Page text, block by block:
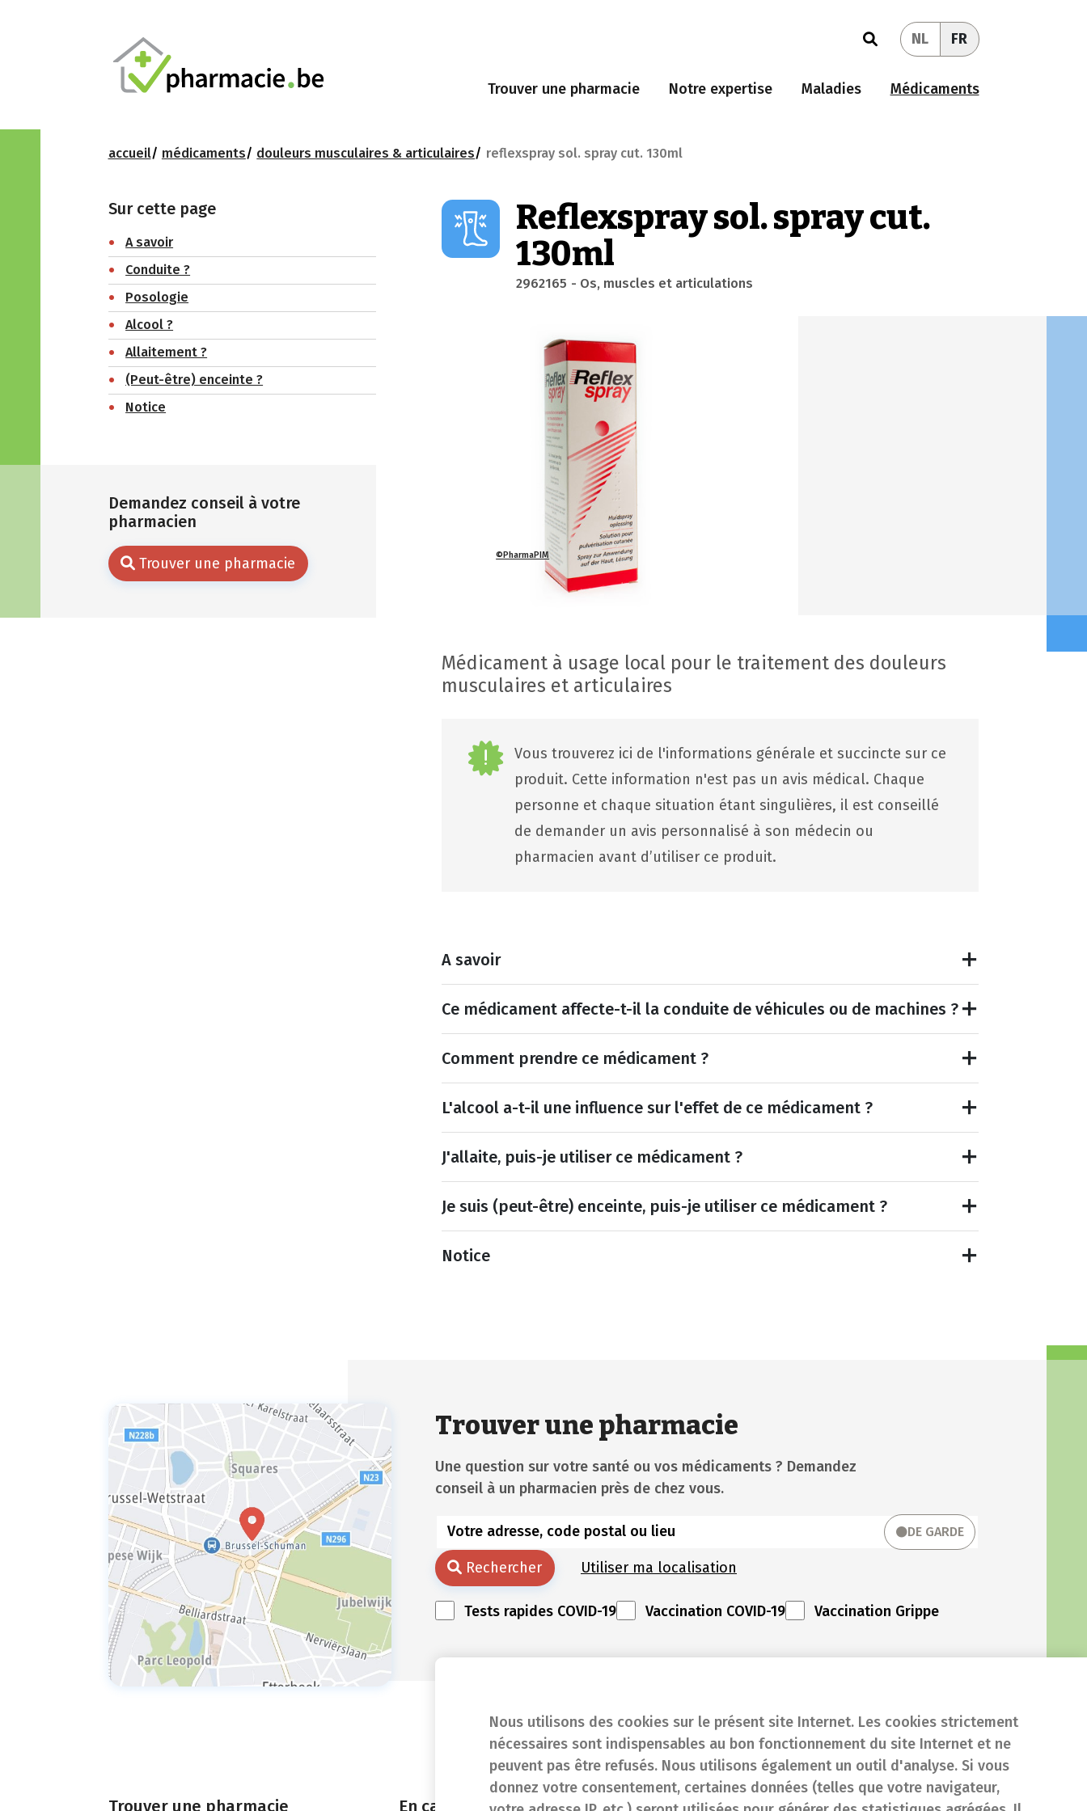
Nous utilisons des cookies sur le présent site Internet. Les cookies strictement
nécessaires sont indispensables au bon fonctionnement du site Internet et ne
peuvent pas être refusés. Nous utilisons également un outil d'analyse. Si vous
donnez votre consentement, certaines données (telles que votre navigateur,
NL FR
Trouver une pharmacie Notre expertise Maladies Médicaments
accueil médicaments douleurs musculaires & articulaires reflexspray sol. spray cut. 130ml
Demandez conseil à votre
pharmacien
Trouver une pharmacie
Sur cette page
A savoir
Conduite ?
Posologie
Alcool ?
Allaitement ?
(Peut-être) enceinte ?
Notice
Reflexspray sol. spray cut.
130ml
2962165 - Os, muscles et articulations
©PharmaPIM
Médicament à usage local pour le traitement des douleurs
musculaires et articulaires
Vous trouverez ici de l'informations générale et succincte sur ce
produit. Cette information n'est pas un avis médical. Chaque
personne et chaque situation étant singulières, il est conseillé
de demander un avis personnalisé à son médecin ou
pharmacien avant d’utiliser ce produit.
A savoir
Ce médicament affecte-t-il la conduite de véhicules ou de machines ?
Comment prendre ce médicament ?
L'alcool a-t-il une influence sur l'effet de ce médicament ?
J'allaite, puis-je utiliser ce médicament ?
Je suis (peut-être) enceinte, puis-je utiliser ce médicament ?
Notice
Trouver une pharmacie
Une question sur votre santé ou vos médicaments ? Demandez
conseil à un pharmacien près de chez vous.
DE GARDE
Rechercher Utiliser ma localisation
Tests rapides COVID-19 Vaccination COVID-19 Vaccination Grippe
Trouver une pharmacie En cas d'urgence